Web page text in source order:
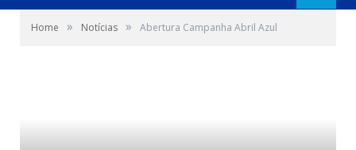
Home » Notícias » Abertura Campanha Abril Azul